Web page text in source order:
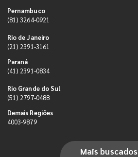
Pernambuco
(81) 3264-0921
Rio de Janeiro
(21) 2391-3161
Paraná
(41) 2391-0834
Rio Grande do Sul
(51) 2797-0488
Demais Regiões
4003-9879
Mais buscados